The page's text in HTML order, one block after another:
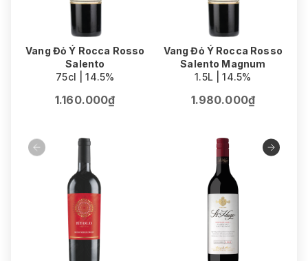
Vang Đỏ Ý Rocca Rosso
Salento
75cl | 14.5%
1.160.000₫
Vang Đỏ Ý Rocca Rosso
Salento Magnum
1.5L | 14.5%
1.980.000₫